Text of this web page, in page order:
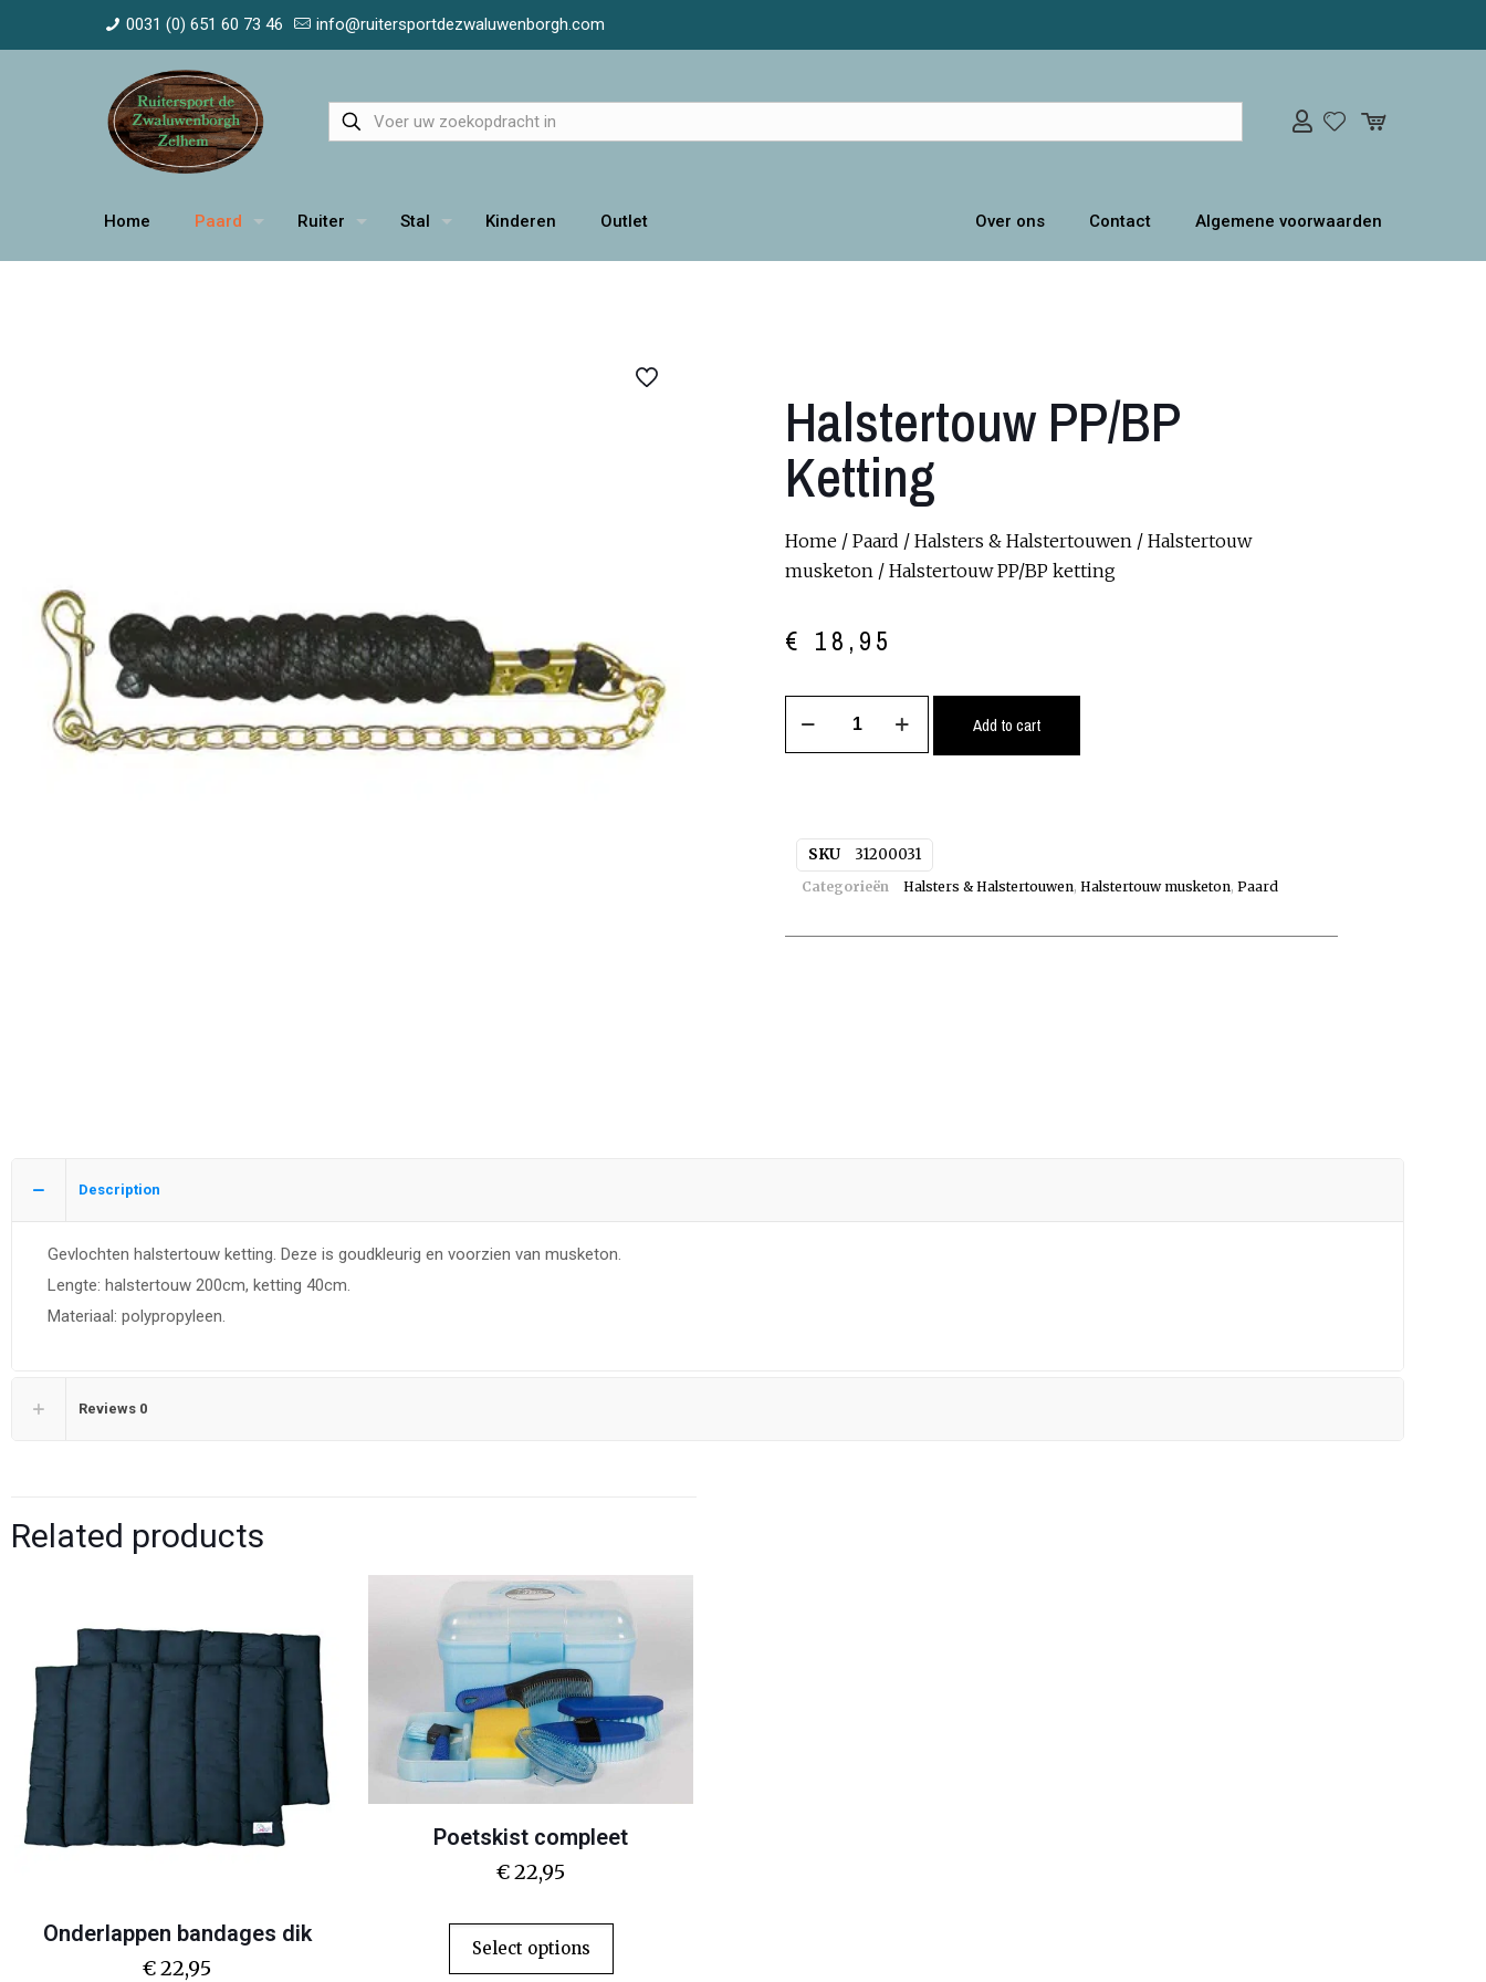
0031 (0) 651 60 73 46 info@ruitersportdezwaluwenborgh.com
Home Paard Ruiter Stal Kinderen Outlet Over ons Contact Algemene voorwaarden
Halstertouw PP/BP
Ketting
Home / Paard / Halsters & Halstertouwen / Halstertouw
musketon / Halstertouw PP/BP ketting
€ 18,95
Add to cart
SKU 31200031
Categorieën Halsters & Halstertouwen, Halstertouw musketon, Paard
Description
Gevlochten halstertouw ketting. Deze is goudkleurig en voorzien van musketon.
Lengte: halstertouw 200cm, ketting 40cm.
Materiaal: polypropyleen.
Reviews 0
Related products
Onderlappen bandages dik
€22,95
Poetskist compleet
€22,95
Select options